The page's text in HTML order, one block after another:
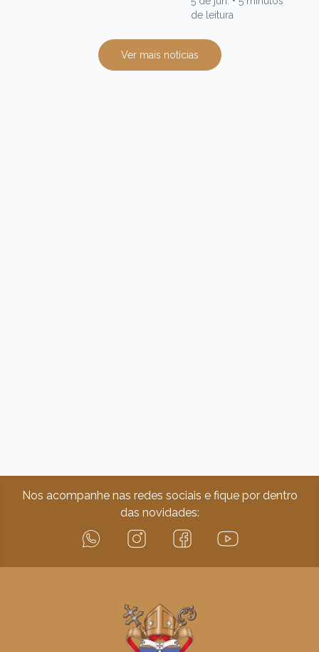
de leitura
Ver mais notícias
Nos acompanhe nas redes sociais e fique por dentro
das novidades: